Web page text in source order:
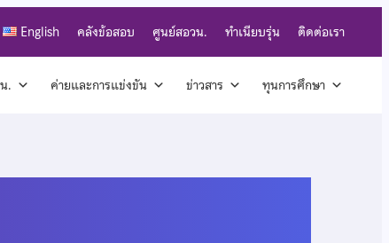
English คลังข้อสอบ ศูนย์สอวน. ทำเนียบรุ่น ติดต่อเรา
. ค่ายและการแข่งขัน ข่าวสาร ทุนการศึกษา